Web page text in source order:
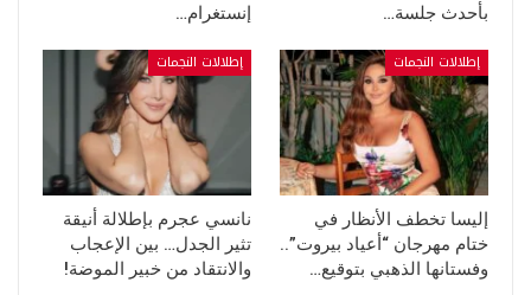
بأحدث جلسة…
إنستغرام…
إطلالات النجمات
إليسا تخطف الأنظار في
ختام مهرجان “أعياد بيروت”..
وفستانها الذهبي بتوقيع…
إطلالات النجمات
نانسي عجرم بإطلالة أنيقة
تثير الجدل… بين الإعجاب
والانتقاد من خبير الموضة!